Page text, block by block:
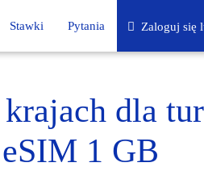
Stawki Pytania Zaloguj się
dla
1 GB